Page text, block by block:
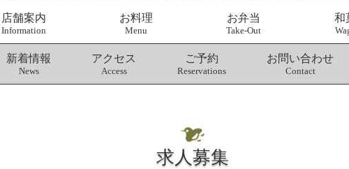
店舗案内
Information
お料理
Menu
お弁当
Take-Out
和
新着情報
News
アクセス
Access
ご予約
Reservations
お問い合わせ
Contact
求人募集